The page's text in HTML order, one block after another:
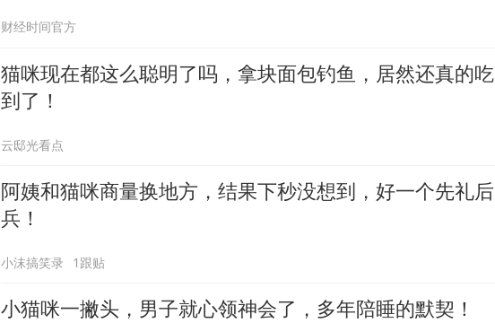
财经时间官方
猫咪现在都这么聪明了吗，拿块面包钓鱼，居然还真的吃
到了！
云邸光看点
阿姨和猫咪商量换地方，结果下秒没想到，好一个先礼后
兵！
小沫搞笑录 1跟贴
小猫咪一撇头，男子就心领神会了，多年陪睡的默契！